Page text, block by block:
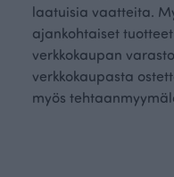
laatuisia vaatteita.
ajankohtaiset
verkkokaupan
verkkokaupasta
myös